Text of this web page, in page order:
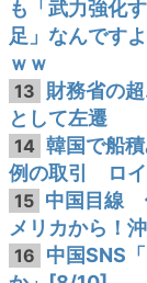
も「武力強化
足」なんです
ｗｗ
13 財務省の
として左遷
14 韓国で船
例の取引 ロ
15 中国目線
メリカから！
16 中国SNS